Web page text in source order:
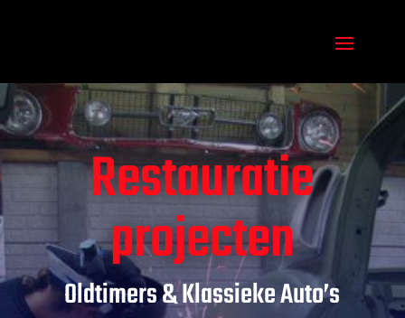
Restauratie
projecten
Oldtimers & Klassieke Auto’s